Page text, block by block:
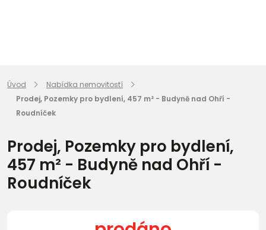
Úvod
Nabídka nemovitostí
Prodej, Pozemky pro bydlení, 457 m² - Budyně nad Ohří -
Roudníček
Prodej, Pozemky pro bydlení,
457 m² - Budyně nad Ohří -
Roudníček